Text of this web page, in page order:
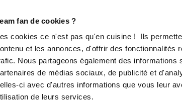
fan de cookies ?
cookies ce n'est pas qu'en cuisine ! Ils
et les annonces, d'offrir des fonctionnalités
Nous partageons également des informations
de médias sociaux, de publicité et
ci avec d'autres informations que vous leur
de leurs services.
Mousse